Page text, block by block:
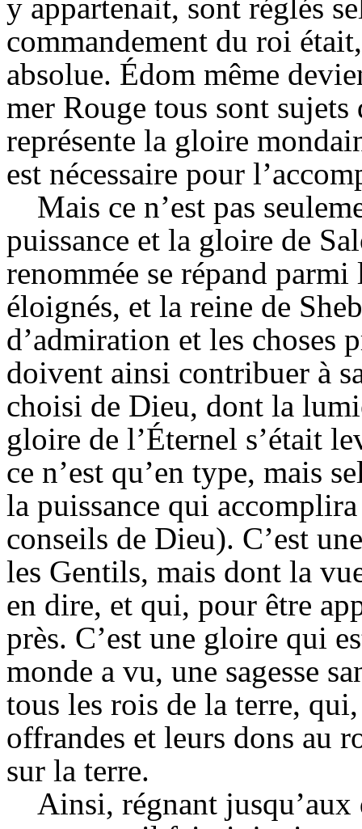
y appartenait, sont réglés
commandement du roi
absolue. Édom même
mer Rouge tous sont
représente la gloire
est nécessaire pour
Mais ce n’est pas
puissance et la gloire de
renommée se répand
éloignés, et la reine de
d’admiration et les choses
doivent ainsi contribuer à
choisi de Dieu, dont la
gloire de l’Éternel s’était
ce n’est qu’en type, mais
la puissance qui
conseils de Dieu). C’est
les Gentils, mais dont la
en dire, et qui, pour être
près. C’est une gloire qui
monde a vu, une sagesse
tous les rois de la terre,
offrandes et leurs dons au
sur la terre.
Ainsi, régnant